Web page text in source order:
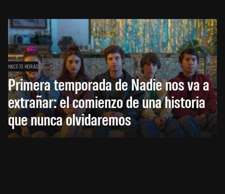
HACE 13 HORAS
Primera temporada de Nadie nos va a
extrañar: el comienzo de una historia
que nunca olvidaremos